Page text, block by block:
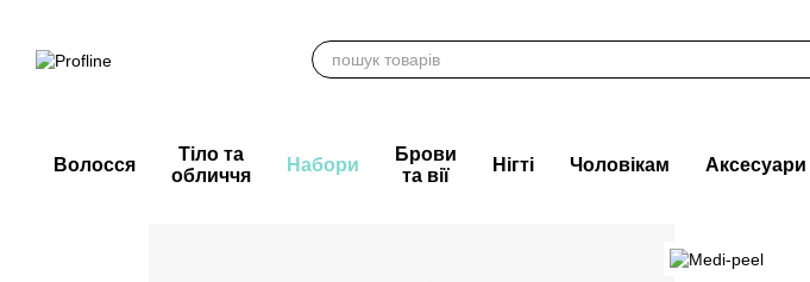
Волосся
Тіло та
обличчя
Набори
Брови
та вії
Нігті Чоловікам Аксесуари